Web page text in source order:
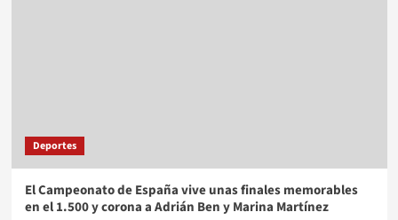
Deportes
El Campeonato de España vive unas finales memorables
en el 1.500 y corona a Adrián Ben y Marina Martínez